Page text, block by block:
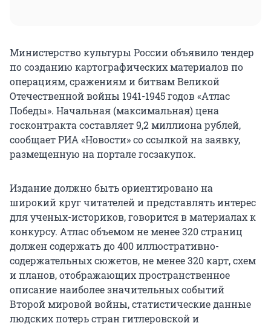
Министерство культуры России объявило тендер
по созданию картографических материалов по
операциям, сражениям и битвам Великой
Отечественной войны 1941-1945 годов «Атлас
Победы». Начальная (максимальная) цена
госконтракта составляет 9,2 миллиона рублей,
сообщает РИА «Новости» со ссылкой на заявку,
размещенную на портале госзакупок.
Издание должно быть ориентировано на
широкий круг читателей и представлять интерес
для ученых-историков, говорится в материалах к
конкурсу. Атлас объемом не менее 320 страниц
должен содержать до 400 иллюстративно-
содержательных сюжетов, не менее 320 карт, схем
и планов, отображающих пространственное
описание наиболее значительных событий
Второй мировой войны, статистические данные
людских потерь стран гитлеровской и